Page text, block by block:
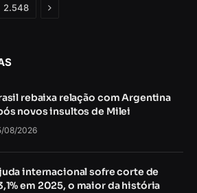
2.548 Próximo
rebaixa relação com Argentina
novos insultos de Milei
08/2026
internacional sofre corte de
em 2025, o maior da história